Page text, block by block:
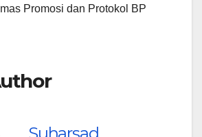
Promosi dan Protokol BP